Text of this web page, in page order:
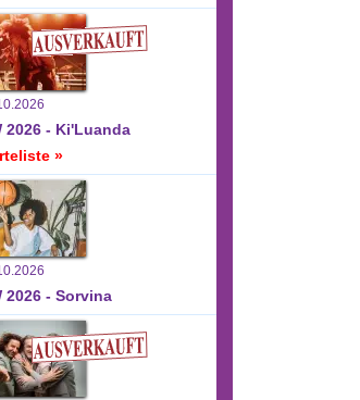
2026 - Ki'Luanda
»
2026 - Sorvina